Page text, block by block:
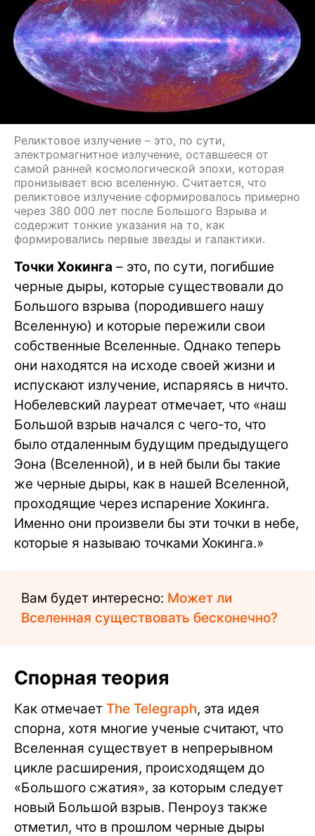
Реликтовое излучение – это, по сути,
электромагнитное излучение, оставшееся от
самой ранней космологической эпохи, которая
пронизывает всю вселенную. Считается, что
реликтовое излучение сформировалось примерно
через 380 000 лет после Большого Взрыва и
содержит тонкие указания на то, как
формировались первые звезды и галактики.
Точки Хокинга – это, по сути, погибшие
черные дыры, которые существовали до
Большого взрыва (породившего нашу
Вселенную) и которые пережили свои
собственные Вселенные. Однако теперь
они находятся на исходе своей жизни и
испускают излучение, испаряясь в ничто.
Нобелевский лауреат отмечает, что «наш
Большой взрыв начался с чего-то, что
было отдаленным будущим предыдущего
Эона (Вселенной), и в ней были бы такие
же черные дыры, как в нашей Вселенной,
проходящие через испарение Хокинга.
Именно они произвели бы эти точки в небе,
которые я называю точками Хокинга.»
Вам будет интересно: Может ли
Вселенная существовать бесконечно?
Спорная теория
Как отмечает The Telegraph, эта идея
спорна, хотя многие ученые считают, что
Вселенная существует в непрерывном
цикле расширения, происходящем до
«Большого сжатия», за которым следует
новый Большой взрыв. Пенроуз также
отметил, что в прошлом черные дыры